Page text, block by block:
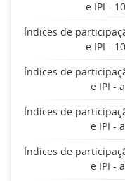
e IPI -
Índices de
e IPI -
Índices de
e IPI -
Índices de
e IPI -
Índices de
e IPI -